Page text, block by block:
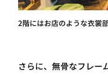
2階にはお店のような衣裳部
さらに、無骨なフレー